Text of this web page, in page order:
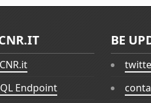
Endpoint
BE